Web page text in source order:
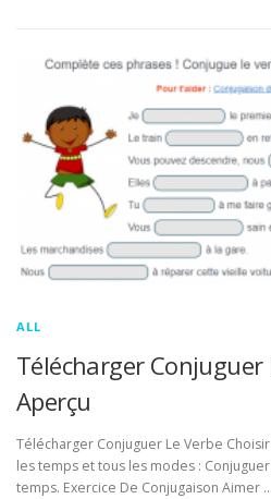
ALL
Télécharger Conjuguer
Aperçu
Télécharger Conjuguer Le Verbe
les temps et tous les modes :
temps. Exercice De Conjugaison Aimer …